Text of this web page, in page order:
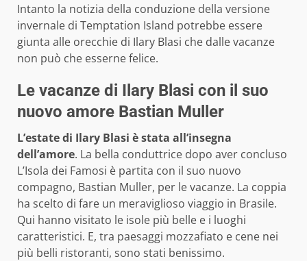
Intanto la notizia della conduzione della versione
invernale di Temptation Island potrebbe essere
giunta alle orecchie di Ilary Blasi che dalle vacanze
non può che esserne felice.
Le vacanze di Ilary Blasi con il suo
nuovo amore Bastian Muller
L’estate di Ilary Blasi è stata all’insegna
dell’amore. La bella conduttrice dopo aver concluso
L’Isola dei Famosi è partita con il suo nuovo
compagno, Bastian Muller, per le vacanze. La coppia
ha scelto di fare un meraviglioso viaggio in Brasile.
Qui hanno visitato le isole più belle e i luoghi
caratteristici. E, tra paesaggi mozzafiato e cene nei
più belli ristoranti, sono stati benissimo.